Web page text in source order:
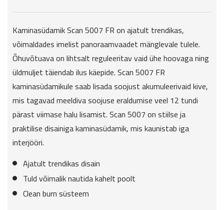
Kaminasüdamik Scan 5007 FR on ajatult trendikas,
võimaldades imelist panoraamvaadet mänglevale tulele.
Õhuvõtuava on lihtsalt reguleeritav vaid ühe hoovaga ning
üldmuljet täiendab ilus käepide. Scan 5007 FR
kaminasüdamikule saab lisada soojust akumuleerivaid kive,
mis tagavad meeldiva soojuse eraldumise veel 12 tundi
pärast viimase halu lisamist. Scan 5007 on stiilse ja
praktilise disainiga kaminasüdamik, mis kaunistab iga
interjööri.
Ajatult trendikas disain
Tuld võimalik nautida kahelt poolt
Clean burn süsteem